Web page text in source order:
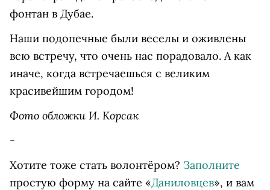
фонтан в Дубае.
Наши подопечные были веселы и оживлены
всю встречу, что очень нас порадовало. А как
иначе, когда встречаешься с великим
красивейшим городом!
Фото обложки И. Корсак
-
Хотите тоже стать волонтёром? Заполните
простую форму на сайте «Даниловцев», и вам